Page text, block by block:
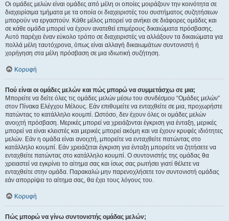
Οι ομάδες μελών είναι ομάδες από μέλη οι οποίες μοιράζουν την κοινότητα σε
διαχειρίσιμα τμήματα με τα οποία οι διαχειριστές του συστήματος συζητήσεων
μπορούν να εργαστούν. Κάθε μέλος μπορεί να ανήκει σε διάφορες ομάδες και
σε κάθε ομάδα μπορεί να έχουν ανατεθεί επιμέρους δικαιώματα πρόσβασης.
Αυτό παρέχει έναν εύκολο τρόπο σε διαχειριστές να αλλάξουν τα δικαιώματα για
πολλά μέλη ταυτόχρονα, όπως είναι αλλαγή δικαιωμάτων συντονιστή ή
χορήγηση στα μέλη πρόσβαση σε μια ιδιωτική συζήτηση.
Κορυφή
Πού είναι οι ομάδες μελών και πώς μπορώ να συμμετάσχω σε μια;
Μπορείτε να δείτε όλες τις ομάδες μελών μέσω του συνδέσμου “Ομάδες μελών”
στον Πίνακα Ελέγχου Μέλους. Εάν επιθυμείτε να ενταχθείτε σε μια, προχωρήστε
πατώντας το κατάλληλο κουμπί. Ωστόσο, δεν έχουν όλες οι ομάδες μελών
ανοιχτή πρόσβαση. Μερικές μπορεί να χρειάζονται έγκριση για ένταξη, μερικές
μπορεί να είναι κλειστές και μερικές μπορεί ακόμη και να έχουν κρυφές ιδιότητες
μελών. Εάν η ομάδα είναι ανοιχτή, μπορείτε να ενταχθείτε πατώντας στο
κατάλληλο κουμπί. Εάν χρειάζεται έγκριση για ένταξη μπορείτε να ζητήσετε να
ενταχθείτε πατώντας στο κατάλληλο κουμπί. Ο συντονιστής της ομάδας θα
χρειαστεί να εγκρίνει το αίτημα σας και ίσως σας ρωτήσει γιατί θέλετε να
ενταχθείτε στην ομάδα. Παρακαλώ μην παρενοχλήσετε τον συντονιστή ομάδας
εάν απορρίψει το αίτημα σας, θα έχει τους λόγους του.
Κορυφή
Πώς μπορώ να γίνω συντονιστής ομάδας μελών;